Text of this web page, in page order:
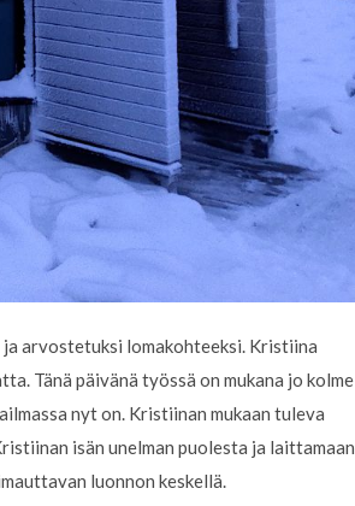
arvostetuksi lomakohteeksi. Kristiina
Tänä päivänä työssä on mukana jo kolme
nyt on. Kristiinan mukaan tuleva
isän unelman puolesta ja laittamaan
luonnon keskellä.